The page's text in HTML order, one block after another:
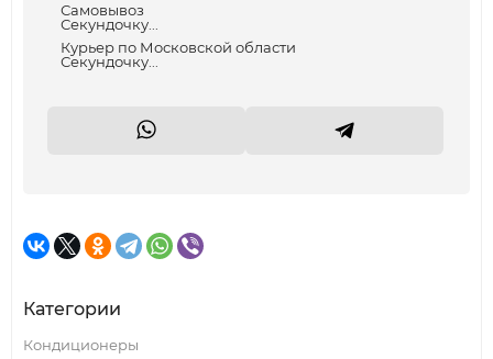
Самовывоз
Секундочку...
Курьер по Московской области
Секундочку...
Категории
Кондиционеры